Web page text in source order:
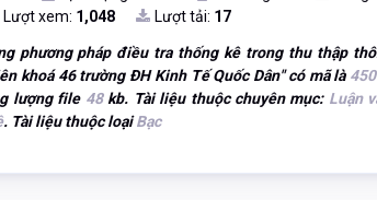
Lượt xem: 1,048 Lượt tải: 17
phương pháp điều tra thống kê trong thu thập
khoá 46 trường ĐH Kinh Tế Quốc Dân" có mã là
lượng file 48kb. Tài liệu thuộc chuyên mục: Luận
. Tài liệu thuộc loạiBạc